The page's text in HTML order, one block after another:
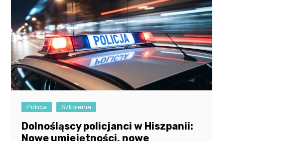
Policja Szkolenia
Dolnośląscy policjanci w Hiszpanii:
Nowe umiejętności, nowe